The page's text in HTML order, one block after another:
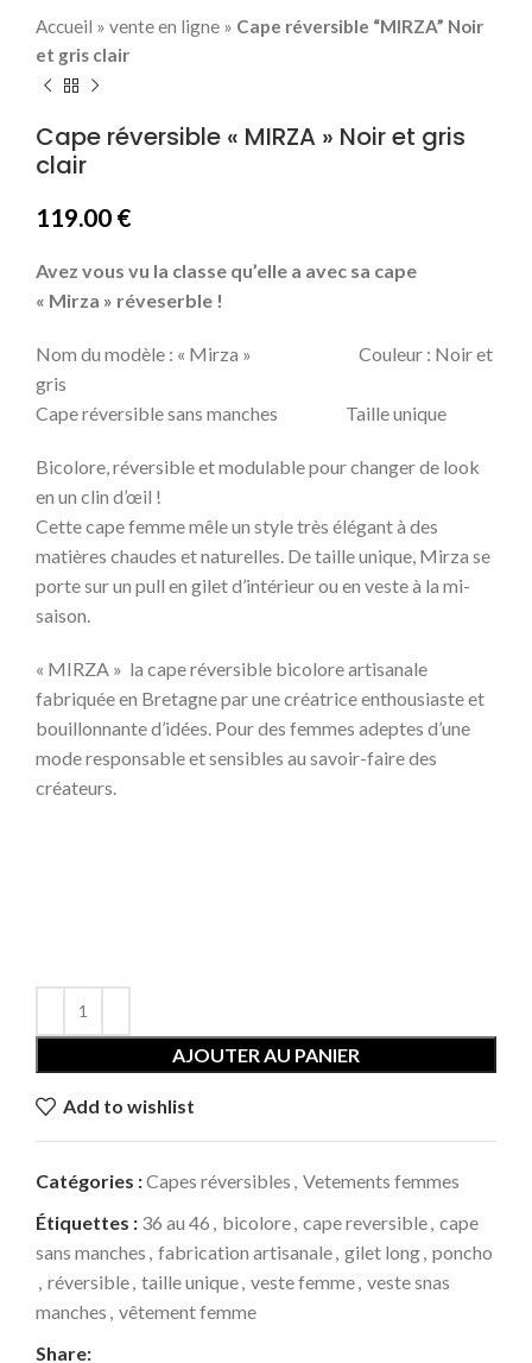
Accueil » vente en ligne » Cape réversible “MIRZA” Noir
et gris clair
Cape réversible « MIRZA » Noir et gris
clair
119.00 €
Avez vous vu la classe qu’elle a avec sa cape
« Mirza » réveserble !
Nom du modèle : « Mirza » Couleur : Noir et
gris
Cape réversible sans manches Taille unique
Bicolore, réversible et modulable pour changer de look
en un clin d’œil !
Cette cape femme mêle un style très élégant à des
matières chaudes et naturelles. De taille unique, Mirza se
porte sur un pull en gilet d’intérieur ou en veste à la mi-
saison.
« MIRZA » la cape réversible bicolore artisanale
fabriquée en Bretagne par une créatrice enthousiaste et
bouillonnante d’idées. Pour des femmes adeptes d’une
mode responsable et sensibles au savoir-faire des
créateurs.
AJOUTER AU PANIER
Add to wishlist
Catégories :Capes réversibles Vetements femmes
Étiquettes : 36 au 46 bicolore cape reversible cape
sans manches fabrication artisanale gilet long poncho
réversible taille unique veste femme veste snas
manches vêtement femme
Share: